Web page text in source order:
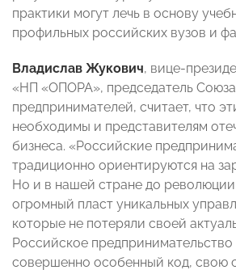
практики могут лечь в основу
профильных российских вузов и
Владислав Жукович, вице-
«НП «ОПОРА», председатель
предпринимателей, считает, что
необходимы и представителям
бизнеса. «Российские
традиционно ориентируются на
Но и в нашей стране до
огромный пласт уникальных
которые не потеряли своей
Российское
совершенно особенный код, свою